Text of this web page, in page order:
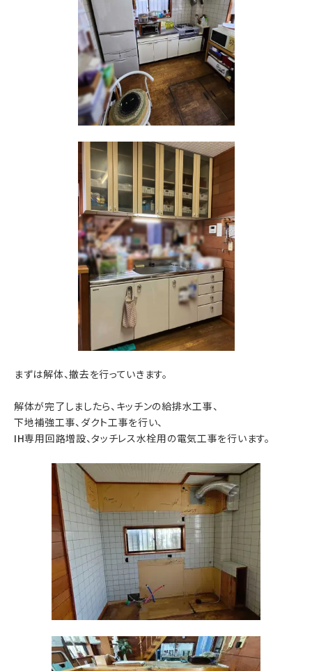
まずは解体、撤去を行っていきます。
解体が完了しましたら、キッチンの給排水工事、
下地補強工事、ダクト工事を行い、
IH専用回路増設、タッチレス水栓用の電気工事を行います。